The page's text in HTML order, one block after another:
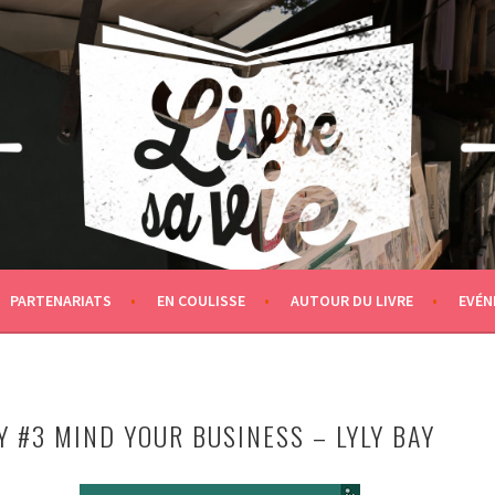
PARTENARIATS EN COULISSE AUTOUR DU LIVRE
#3 MIND YOUR BUSINESS – LYLY BAY